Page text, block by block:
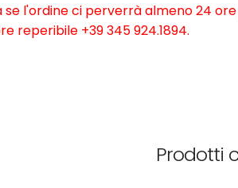
l'ordine ci perverrà almeno 24
reperibile +39 345 924.1894.
Prodotti